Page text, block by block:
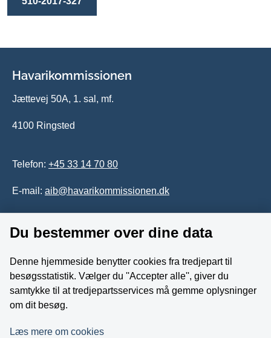
Havarikommissionen
Jættevej 50A, 1. sal, mf.
4100 Ringsted
Telefon: +45 33 14 70 80
E-mail: aib@havarikommissionen.dk
Tilgængelighedserklæring
Whistleblowerordning
Følg os på YouTube
Du bestemmer over dine data
Denne hjemmeside benytter cookies fra tredjepart til
besøgsstatistik. Vælger du ''Accepter alle'', giver du
samtykke til at tredjepartsservices må gemme oplysninger
om dit besøg.
Læs mere om cookies